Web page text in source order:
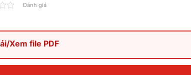
Đánh giá
Xem file PDF